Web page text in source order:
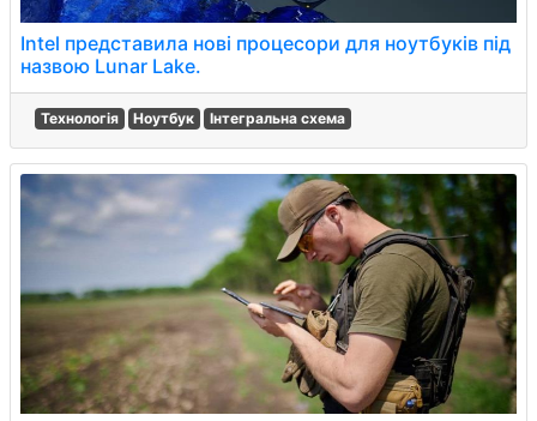
Intel представила нові процесори для ноутбуків під
назвою Lunar Lake.
Технологія Ноутбук Інтегральна схема